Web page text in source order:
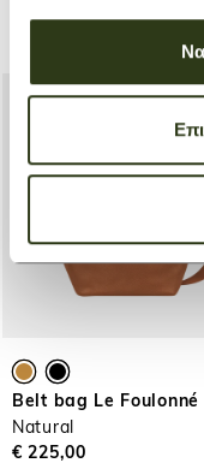
Natural
Belt bag Le Foulonné
Natural
€ 225,00